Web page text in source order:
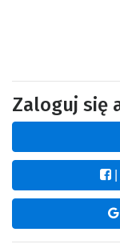
Zaloguj się